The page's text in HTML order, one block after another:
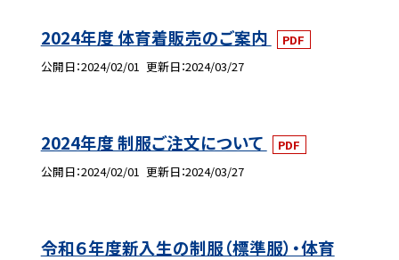
2024年度 体育着販売のご案内
PDF
公開日 2024/02/01 更新日 2024/03/27
2024年度 制服ご注文について
PDF
公開日 2024/02/01 更新日 2024/03/27
令和６年度新入生の制服（標準服）・体育